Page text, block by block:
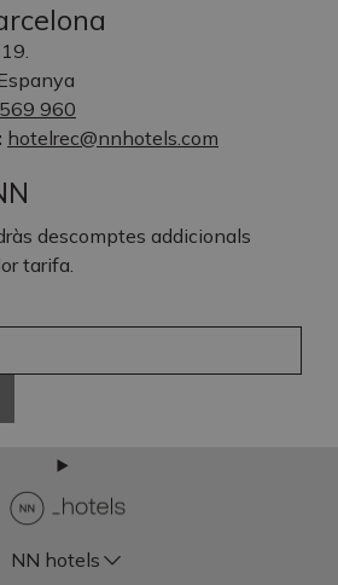
960
hotelrec@nnhotels.com
descomptes addicionals
tarifa.
NN hotels